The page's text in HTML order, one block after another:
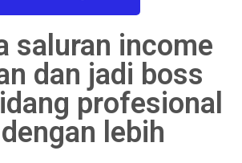
saluran income
dan jadi boss
profesional
lebih